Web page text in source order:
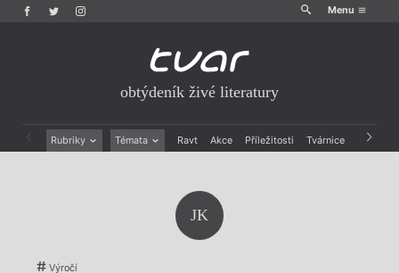
Menu
obtýdeník živé literatury
Rubriky Témata Ravt Akce Příležitosti Tvárnice Archiv
JK
Výročí